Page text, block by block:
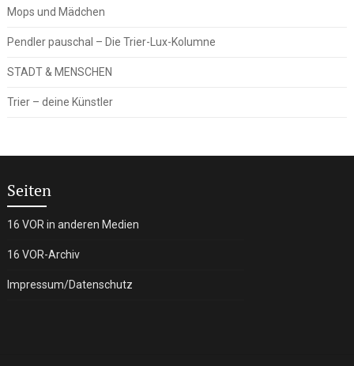
Mops und Mädchen
Pendler pauschal – Die Trier-Lux-Kolumne
STADT & MENSCHEN
Trier – deine Künstler
Seiten
16 VOR in anderen Medien
16 VOR-Archiv
Impressum/Datenschutz